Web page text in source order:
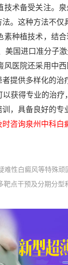
备受关注。泉
。这种方法不
植技术，结合
国进口准分子
院还采用中西
提供多样化的
得专业的治疗
，具备良好的
询泉州中科白
难性白癜风等特殊
点干预及分期分型